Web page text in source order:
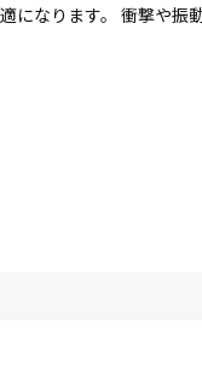
なります。 衝撃や